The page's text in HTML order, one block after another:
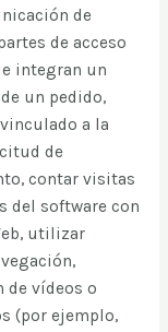
de
de acceso
integran un
un pedido,
a la
de
contar visitas
del software con
utilizar
de vídeos o
(por ejemplo,